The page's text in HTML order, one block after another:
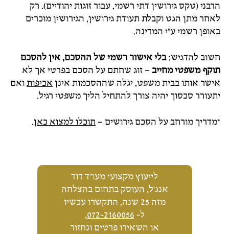
הרבני (טקס גירושין דתי רשמי, עבור זוגות יהודיים). רק
לאחר מתן הגט וקבלת תעודת גירושין, הגירושין מוכרים
באופן רשמי ע"י המדינה.
חשוב להדגיש:בלי אישור רשמי של ההסכם, אין להסכם
תוקף משפטי מחייב – זוג שחתם על הסכם בפרטי אך לא
אישר אותו בבית משפט, יגלה שההסכמות אינן אכיפותואם
יתעורר סכסוך יהיה צורך להתחיל הליך משפטי רגיל.
*מדריך מורחב על הסכם גירושים –תוכלו למצוא כאן.
לייעוץ מקצועי מעו"ד דוד
אנג'ל, העוסק בתחום בהצלחה
מזה 25 שנה, התקשרו עכשיו
ל- 072-2160056
,
או השאירו פרטים ונחזור